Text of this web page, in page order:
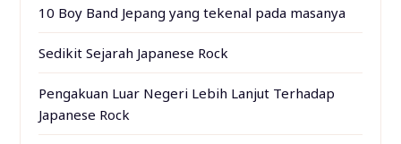
10 Boy Band Jepang yang tekenal pada masanya
Sedikit Sejarah Japanese Rock
Pengakuan Luar Negeri Lebih Lanjut Terhadap
Japanese Rock